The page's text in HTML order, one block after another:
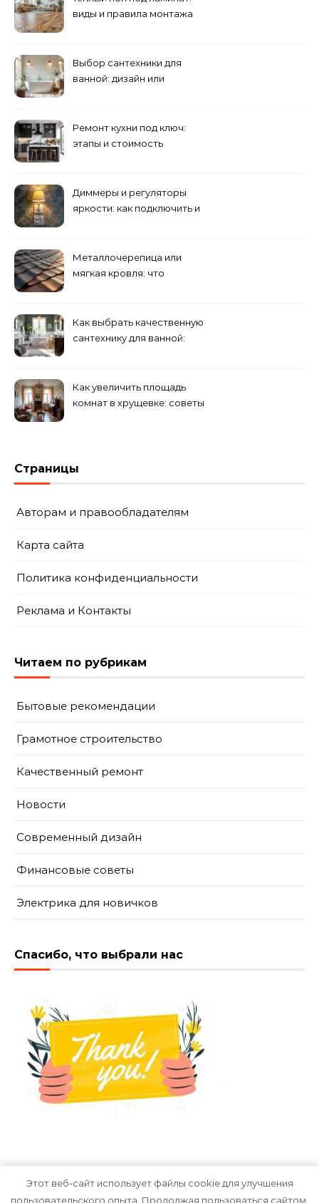
виды и правила монтажа
Выбор сантехники для
ванной: дизайн или
Ремонт кухни под ключ:
этапы и стоимость
Диммеры и регуляторы
яркости: как подключить и
Металлочерепица или
мягкая кровля: что
Как выбрать качественную
сантехнику для ванной:
Как увеличить площадь
комнат в хрущевке: советы
Страницы
Авторам и правообладателям
Карта сайта
Политика конфиденциальности
Реклама и Контакты
Читаем по рубрикам
Бытовые рекомендации
Грамотное строительство
Качественный ремонт
Новости
Современный дизайн
Финансовые советы
Электрика для новичков
Спасибо, что выбрали нас
Этот веб-сайт использует файлы cookie для улучшения
пользовательского опыта. Продолжая пользоваться сайтом,